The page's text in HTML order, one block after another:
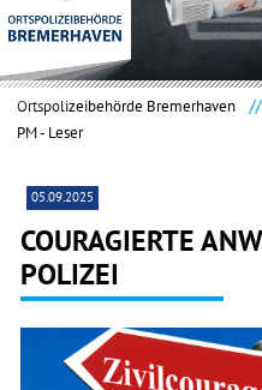
Ortspolizeibehörde Bremerhaven
PM - Leser
05.09.2025
COURAGIERTE
POLIZEI